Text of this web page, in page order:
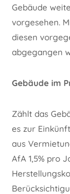
Gebäude
vorgesehen.
diesen
abgegangen
Gebäude im
Zählt das
es zur
aus
AfA 1,5% pro